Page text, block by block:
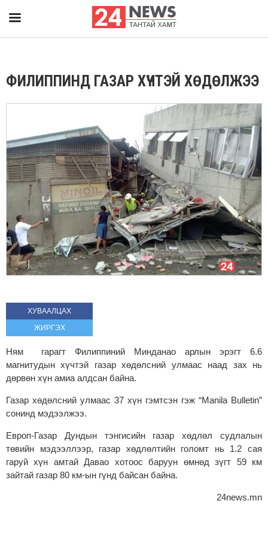
ФИЛИППИНД ГАЗАР ХҮЧТЭЙ ХӨДӨЛЖЭЭ
ХУВААЛЦАХ
ЖИРГЭХ
Ням гарагт Филиппиний Минданао арлын эрэгт 6.6
магнитудын хүчтэй газар хөдөлсний улмаас наад зах нь
дөрвөн хүн амиа алдсан байна.
Газар хөдөлсний улмаас 37 хүн гэмтсэн гэж “Manila Bulletin”
сонинд мэдээлжээ.
Европ-Газар Дундын тэнгисийн газар хөдлөл судлалын
төвийн мэдээллээр, газар хөдлөлтийн голомт нь 1.2 сая
гаруй хүн амтай Давао хотоос баруун өмнөд зүгт 59 км
зайтай газар 80 км-ын гүнд байсан байна.
24news.mn